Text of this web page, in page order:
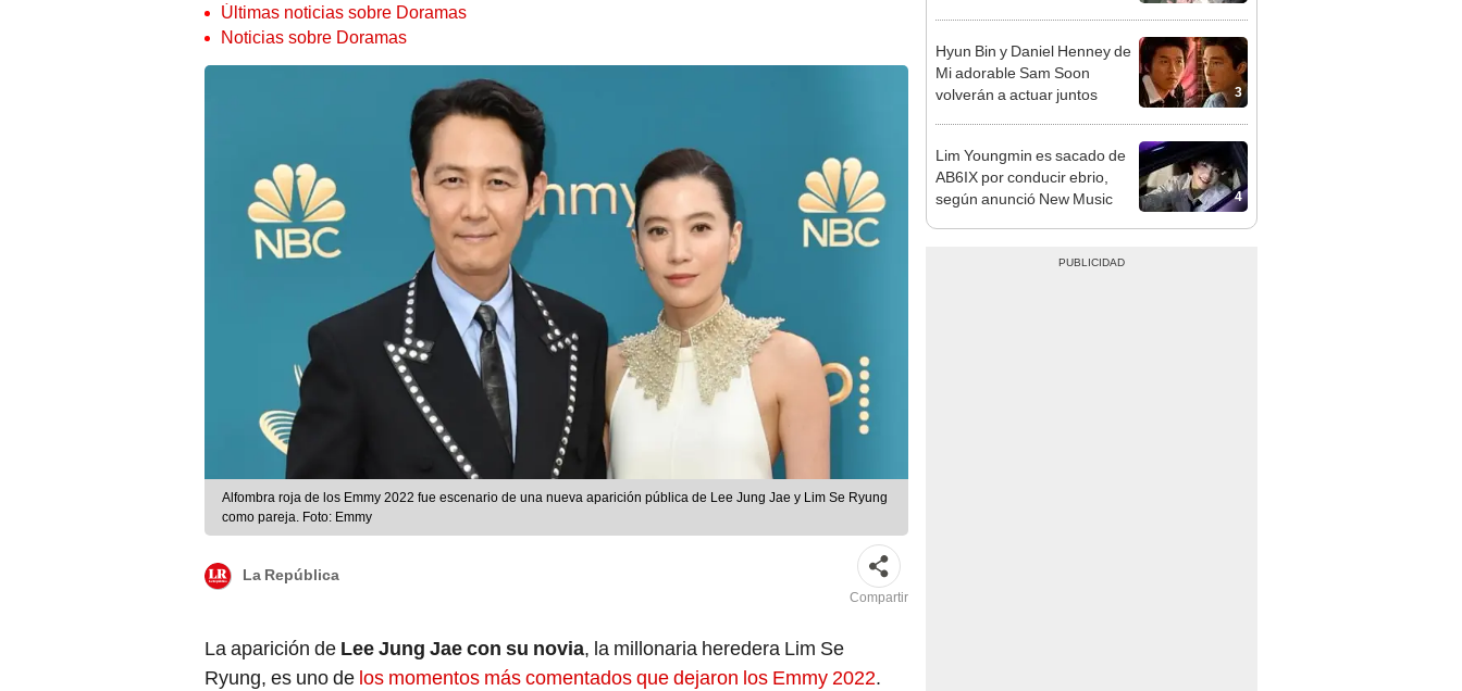
Últimas noticias sobre Doramas
Noticias sobre Doramas
Alfombra roja de los Emmy 2022 fue escenario de una nueva aparición pública de Lee Jung Jae y Lim Se Ryung
como pareja. Foto: Emmy
La República
Compartir
La aparición de Lee Jung Jae con su novia, la millonaria heredera Lim Se
Ryung, es uno de los momentos más comentados que dejaron los Emmy 2022.
3
Hyun Bin y Daniel Henney de
Mi adorable Sam Soon
volverán a actuar juntos
4
Lim Youngmin es sacado de
AB6IX por conducir ebrio,
según anunció New Music